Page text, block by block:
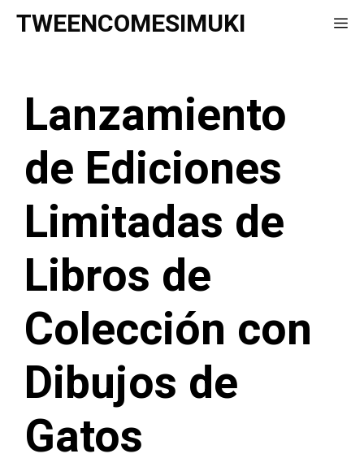
Saltar
TWEENCOMESIMUKI
Lanzamiento
de Ediciones
Limitadas de
Libros de
Colección con
Dibujos de
Gatos